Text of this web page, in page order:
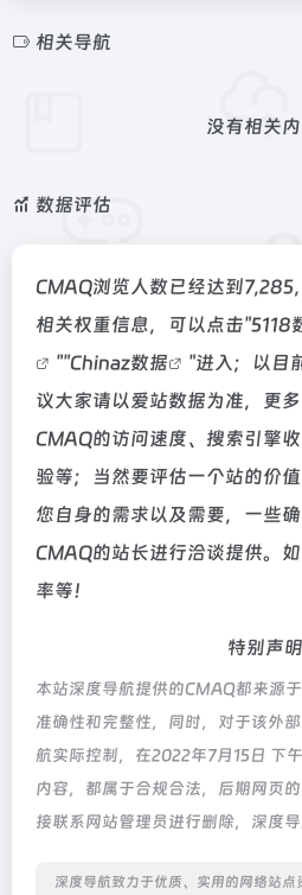
相关导航
没有相关
数据评估
CMAQ浏览人数已经达到7,285
相关权重信息，可以点击"5118
""Chinaz数据
"进入；以目
议大家请以爱站数据为准，更
CMAQ的访问速度、搜索引擎
验等；当然要评估一个站的价
您自身的需求以及需要，一些
CMAQ的站长进行洽谈提供。
率等！
特别声明
本站深度导航提供的CMAQ都来源
准确性和完整性，同时，对于该外
航实际控制，在2022年7月15日 下
内容，都属于合规合法，后期网页
接联系网站管理员进行删除，深度导
深度导航致力于优质、实用的网络站点